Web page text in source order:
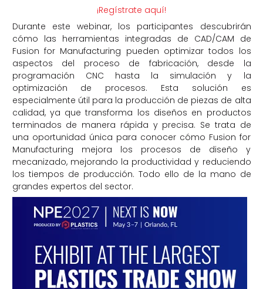
¡Regístrate aquí!
Durante este webinar, los participantes descubrirán
cómo las herramientas integradas de CAD/CAM de
Fusion for Manufacturing pueden optimizar todos los
aspectos del proceso de fabricación, desde la
programación CNC hasta la simulación y la
optimización de procesos. Esta solución es
especialmente útil para la producción de piezas de alta
calidad, ya que transforma los diseños en productos
terminados de manera rápida y precisa. Se trata de
una oportunidad única para conocer cómo Fusion for
Manufacturing mejora los procesos de diseño y
mecanizado, mejorando la productividad y reduciendo
los tiempos de producción. Todo ello de la mano de
grandes expertos del sector.